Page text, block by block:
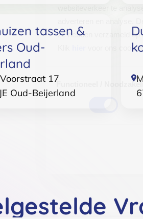
ze hebben verzameld op
voor ons
Functioneel /
tassen &
Oud-
17
Oud-Beijerland